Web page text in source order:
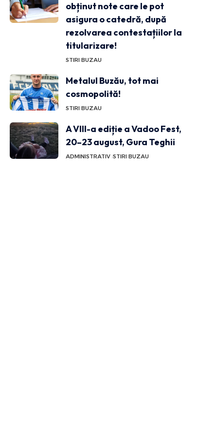
obținut note care le pot
asigura o catedră, după
rezolvarea contestațiilor la
titularizare!
STIRI BUZAU
Metalul Buzău, tot mai
cosmopolită!
STIRI BUZAU
A VIII-a ediție a Vadoo Fest,
20–23 august, Gura Teghii
ADMINISTRATIV STIRI BUZAU